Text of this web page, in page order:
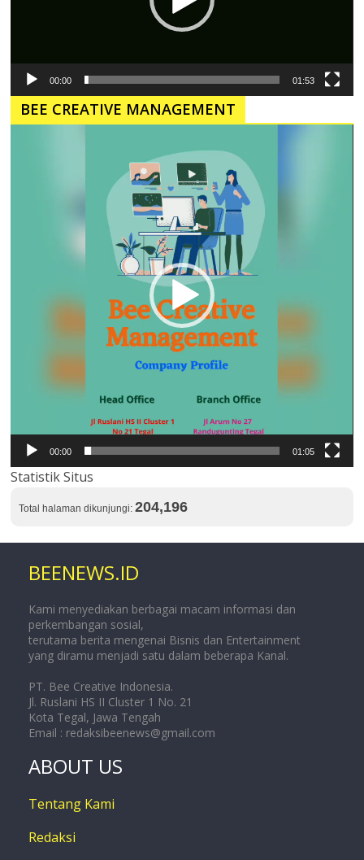
00:00 01:53
BEE CREATIVE MANAGEMENT
00:00 01:05
Statistik Situs
Total halaman dikunjungi:204,196
BEENEWS.ID
Kami menyediakan berbagai macam informasi dan
perkembangan sosial,
terutama berita mengenai Bisnis dan Entertainment
yang diramu menjadi satu dalam beberapa Kanal.
PT. Bee Creative Indonesia.
Jl. Ruslani HS II Cluster 1 No. 21
Kota Tegal, Jawa Tengah
Email : redaksibeenews@gmail.com
ABOUT US
Tentang Kami
Redaksi